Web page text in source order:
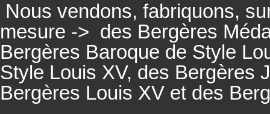
Nous vendons, fabriquons,
mesure -> des Bergères
Bergères Baroque de Style
Style Louis XV, des Bergères
Bergères Louis XV et des